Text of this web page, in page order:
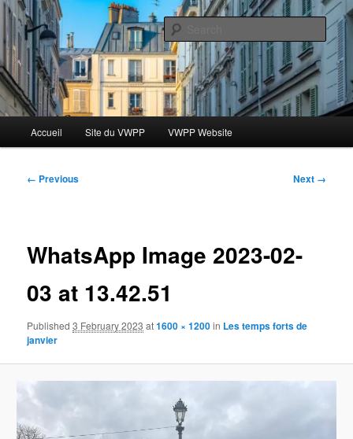
Skip
primary
contentBlog VWPP
Le blog des étudiants du Vassar-Wesleyan Programme à Paris
Accueil Site du VWPP VWPP Website
Image
← Previous Next →
WhatsApp Image 2023-02-
03 at 13.42.51
Published3 February 2023 at1600 × 1200in Les temps forts de
janvier